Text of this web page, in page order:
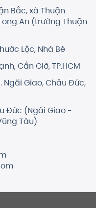
Bắc, xã Thuận
An (trường Thuận
Lộc, Nhà Bè
Cần Giờ, TP.HCM
Ngãi Giao, Châu Đức,
Đức (Ngãi Giao -
Tàu)